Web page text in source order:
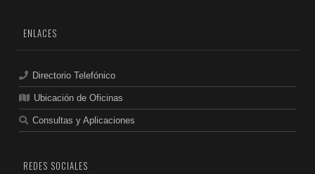
ENLACES
Directorio Telefónico
Ubicación de Oficinas
Consultas y Aplicaciones
REDES SOCIALES